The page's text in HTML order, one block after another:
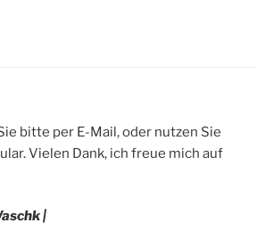
bitte per E-Mail, oder nutzen Sie
Vielen Dank, ich freue mich auf
|